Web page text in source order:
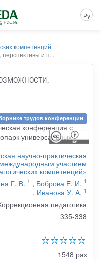
Ру
компетенций
и п...
трудов конференции
научно-практическая
участием
компетенций»
Г. В. 1 , Боброва Е. И. 1
, Иванова У. А. 1
педагогика
335-338
1548 раз